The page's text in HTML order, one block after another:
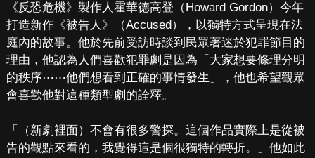
《反恐危機》製作人霍華德高登（Howard Gordon）今年
打造新作《被告人》（Accused），以獨特方式呈現在法
庭內的故事。他於先前受訪時談到民眾著迷於犯罪節目的
理由，他認為人們喜歡犯罪劇是因為「大家想要條理分明
的秩序⋯⋯他們想看到正確的事情發生」，他也希望觀眾
會喜歡他對這種類型劇的詮釋。
「（新劇裡面）不會有很多警探。這個作品實際上是從被
告的觀點來看的，我覺得這是個很獨特的轉折。」他如此